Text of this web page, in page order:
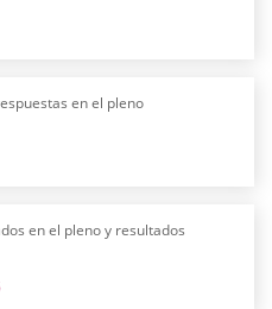
en el pleno
en el pleno y resultados